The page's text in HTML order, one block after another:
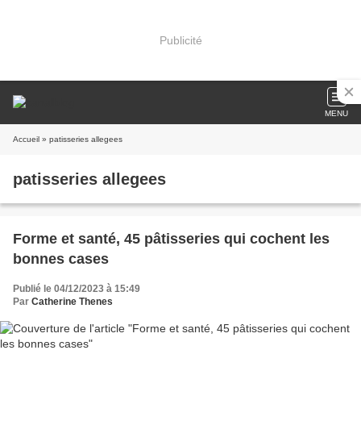
Publicité
MENU
Accueil » patisseries allegees
patisseries allegees
Forme et santé, 45 pâtisseries qui cochent les
bonnes cases
Publié le 04/12/2023 à 15:49
Par Catherine Thenes